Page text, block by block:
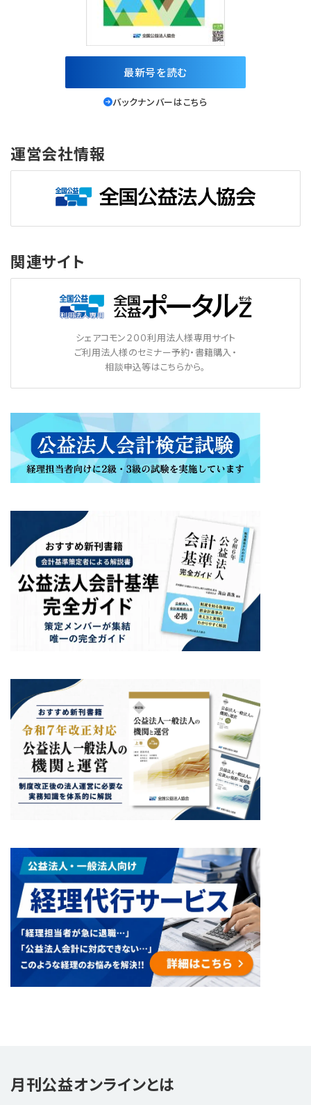
最新号を読む
バックナンバーはこちら
運営会社情報
関連サイト
シェアコモン２００利用法人様専用サイト
ご利用法人様のセミナー予約・書籍購入・
相談申込等はこちらから。
月刊公益オンラインとは